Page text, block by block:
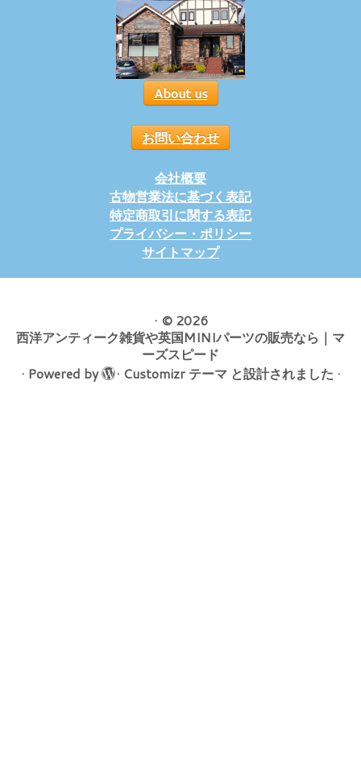
About us
お問い合わせ
会社概要
古物営業法に基づく表記
特定商取引に関する表記
プライバシー・ポリシー
サイトマップ
· © 2026
西洋アンティーク雑貨や英国MINIパーツの販売なら｜マ
ーズスピード
· Powered by · Customizr テーマ と設計されました ·